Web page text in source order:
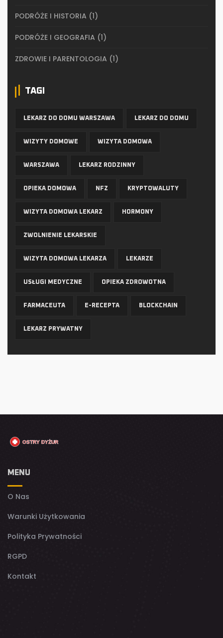
PODRÓŻE I HISTORIA (1)
PODRÓŻE I GEOGRAFIA (1)
ZDROWIE I PARENTOLOGIA (1)
TAGI
LEKARZ DO DOMU WARSZAWA LEKARZ DO DOMU
WIZYTY DOMOWE WIZYTA DOMOWA
WARSZAWA LEKARZ RODZINNY
OPIEKA DOMOWA NFZ KRYPTOWALUTY
WIZYTA DOMOWA LEKARZ HORMONY
ZWOLNIENIE LEKARSKIE
WIZYTA DOMOWA LEKARZA LEKARZE
USŁUGI MEDYCZNE OPIEKA ZDROWOTNA
FARMACEUTA E-RECEPTA BLOCKCHAIN
LEKARZ PRYWATNY
MENU
O Nas
Warunki Użytkowania
Polityka Prywatności
RGPD
Kontakt